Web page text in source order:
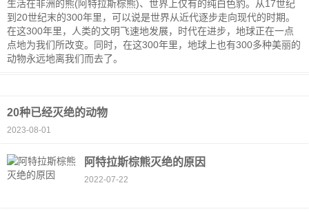
生活在非洲的熊(阿特拉斯棕熊)、世界上仅有的纯白色豹。从17世纪
到20世纪末的300年里，可以说是世界从近代逐步走向现代的时期。
在这300年里，人类的文明飞速地发展，时代在进步，地球正在一点
点地为我们所改变。同时，在这300年里，地球上也有300多种美丽的
动物永远地离我们而去了。
20种已经灭绝的动物
2023-08-01
阿特拉斯棕熊灭绝的原因
2022-07-22